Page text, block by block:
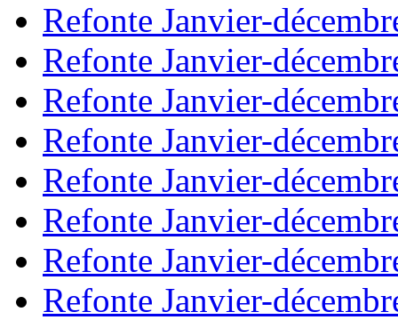
Refonte Janvier-
Refonte Janvier-
Refonte Janvier-
Refonte Janvier-
Refonte Janvier-
Refonte Janvier-
Refonte Janvier-
Refonte Janvier-